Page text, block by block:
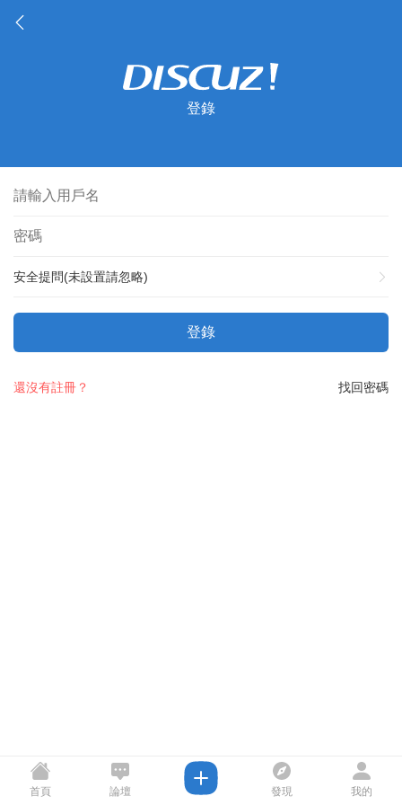
登錄
安全提問(未設置請忽略)
登錄
找回密碼
還沒有註冊？
首頁 論壇 發現 我的